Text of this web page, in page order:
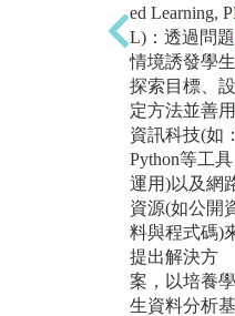
ed Learning,
L)：透過問題
情境誘發學生
探索目標、設
定方法並善用
資訊科技(如：
Python等工具
運用)以及網
資源(如公開
料與程式碼)
提出解決方
案，以培養學
生資料分析基